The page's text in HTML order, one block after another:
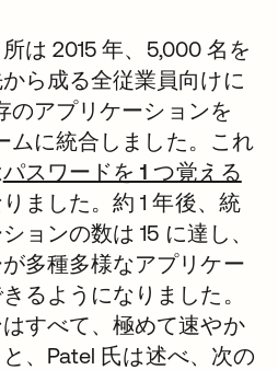
は 2015 年、5,000 名を
ら成る全従業員向けに
のアプリケーションを
ムに統合しました。これ
パスワードを 1 つ覚える
ました。約 1 年後、統
ョンの数は 15 に達し、
多種多様なアプリケー
るようになりました。
はすべて、極めて速やか
、Patel 氏は述べ、次の